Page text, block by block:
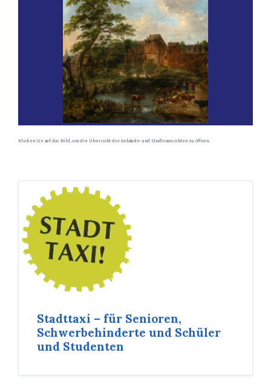
Klicken Sie auf das Bild, um die Übersicht der Gebäude- und Straßenansichten zu öffnen.
Stadttaxi – für Senioren,
Schwerbehinderte und Schüler
und Studenten